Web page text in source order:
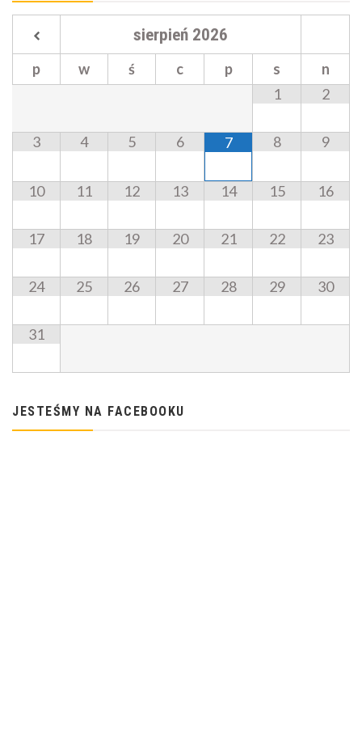
sierpień 2026
p w ś c p s
n
1
2
3 4 5 6 7 8 9
10 11 12 13 14 15 16
17 18 19 20 21 22 23
24 25 26 27 28 29 30
31
JESTEŚMY NA FACEBOOKU